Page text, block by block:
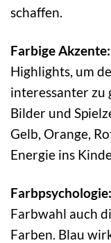
schaffen.
Farbige Akzente:
Highlights, um
interessanter zu
Bilder und
Gelb, Orange,
Energie ins
Farbpsychologie:
Farbwahl auch
Farben. Blau